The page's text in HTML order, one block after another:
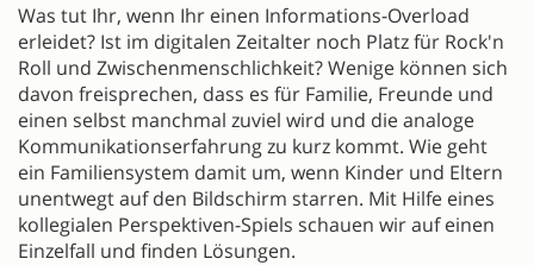
Was tut Ihr, wenn Ihr einen Informations-Overload
erleidet? Ist im digitalen Zeitalter noch Platz für Rock'n
Roll und Zwischenmenschlichkeit? Wenige können sich
davon freisprechen, dass es für Familie, Freunde und
einen selbst manchmal zuviel wird und die analoge
Kommunikationserfahrung zu kurz kommt. Wie geht
ein Familiensystem damit um, wenn Kinder und Eltern
unentwegt auf den Bildschirm starren. Mit Hilfe eines
kollegialen Perspektiven-Spiels schauen wir auf einen
Einzelfall und finden Lösungen.